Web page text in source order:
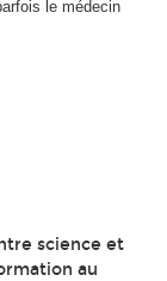
le médecin
science et
au